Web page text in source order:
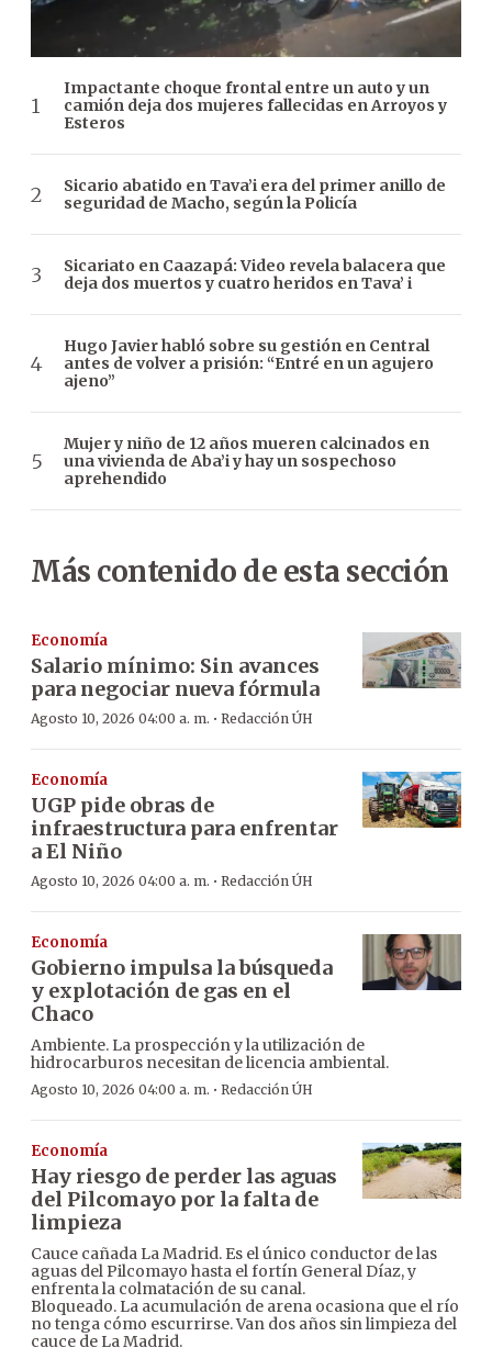
Impactante choque frontal entre un auto y un
camión deja dos mujeres fallecidas en Arroyos y
Esteros
Sicario abatido en Tava’i era del primer anillo de
seguridad de Macho, según la Policía
Sicariato en Caazapá: Video revela balacera que
deja dos muertos y cuatro heridos en Tava’ i
Hugo Javier habló sobre su gestión en Central
antes de volver a prisión: “Entré en un agujero
ajeno”
Mujer y niño de 12 años mueren calcinados en
una vivienda de Aba’i y hay un sospechoso
aprehendido
Más contenido de esta sección
Economía
Salario mínimo: Sin avances
para negociar nueva fórmula
Agosto 10, 2026 04:00 a. m. · Redacción ÚH
Economía
UGP pide obras de
infraestructura para enfrentar
a El Niño
Agosto 10, 2026 04:00 a. m. · Redacción ÚH
Economía
Gobierno impulsa la búsqueda
y explotación de gas en el
Chaco
Ambiente. La prospección y la utilización de
hidrocarburos necesitan de licencia ambiental.
Agosto 10, 2026 04:00 a. m. · Redacción ÚH
Economía
Hay riesgo de perder las aguas
del Pilcomayo por la falta de
limpieza
Cauce cañada La Madrid. Es el único conductor de las
aguas del Pilcomayo hasta el fortín General Díaz, y
enfrenta la colmatación de su canal.
Bloqueado. La acumulación de arena ocasiona que el río
no tenga cómo escurrirse. Van dos años sin limpieza del
cauce de La Madrid.